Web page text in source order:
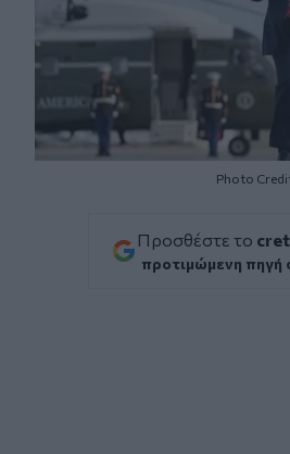
Photo
Προσθέστε το
προτιμώμενη πηγή